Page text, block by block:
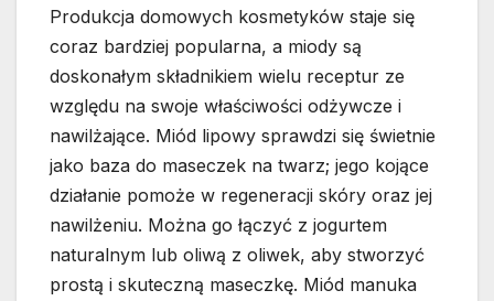
Produkcja domowych kosmetyków staje się
coraz bardziej popularna, a miody są
doskonałym składnikiem wielu receptur ze
względu na swoje właściwości odżywcze i
nawilżające. Miód lipowy sprawdzi się świetnie
jako baza do maseczek na twarz; jego kojące
działanie pomoże w regeneracji skóry oraz jej
nawilżeniu. Można go łączyć z jogurtem
naturalnym lub oliwą z oliwek, aby stworzyć
prostą i skuteczną maseczkę. Miód manuka